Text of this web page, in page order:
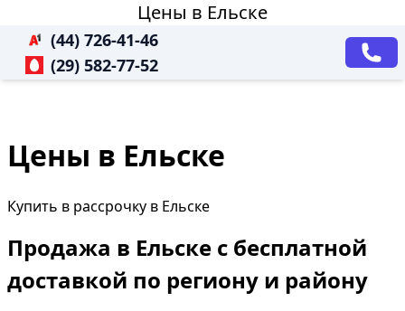
Цены в Ельске
(44) 726-41-46
(29) 582-77-52
Цены в Ельске
Купить в рассрочку в Ельске
Продажа в Ельске с бесплатной
доставкой по региону и району